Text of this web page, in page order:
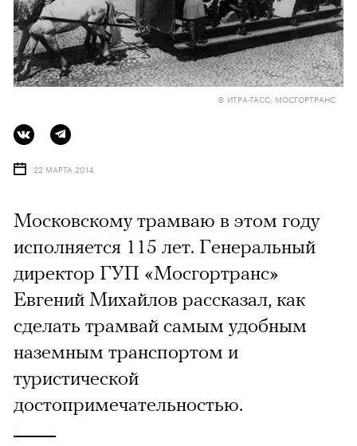
© ИТРА-ТАСС; МОСГОРТРАНС
22 МАРТА 2014
Московскому трамваю в этом году
исполняется 115 лет. Генеральный
директор ГУП «Мосгортранс»
Евгений Михайлов рассказал, как
сделать трамвай самым удобным
наземным транспортом и
туристической
достопримечательностью.